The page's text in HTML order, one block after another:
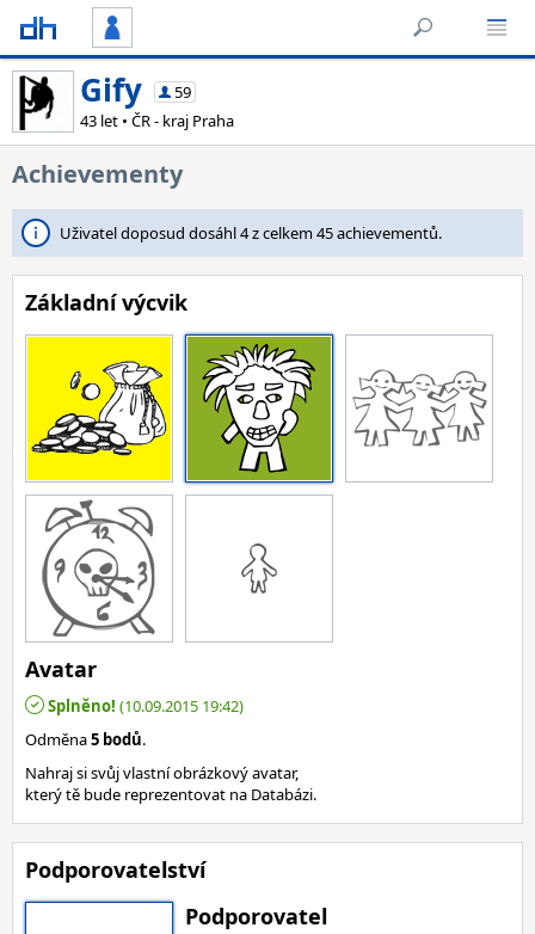
Gify
59
43 let • ČR - kraj Praha
Achievementy
Uživatel doposud dosáhl 4 z celkem 45 achievementů.
Základní výcvik
Avatar
Splněno! (10.09.2015 19:42)
Odměna5 bodů.
Nahraj si svůj vlastní obrázkový avatar,
který tě bude reprezentovat na Databázi.
Podporovatelství
Podporovatel